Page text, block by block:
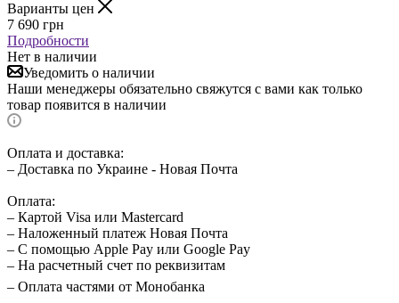
Варианты цен
7 690 грн
Подробности
Нет в наличии
Уведомить о наличии
Наши менеджеры обязательно свяжутся с вами как только
товар появится в наличии
Оплата и доставка:
– Доставка по Украине - Новая Почта
Оплата:
– Картой Visa или Mastercard
– Наложенный платеж Новая Почта
– С помощью Apple Pay или Google Pay
– На расчетный счет по реквизитам
– Оплата частями от Монобанка